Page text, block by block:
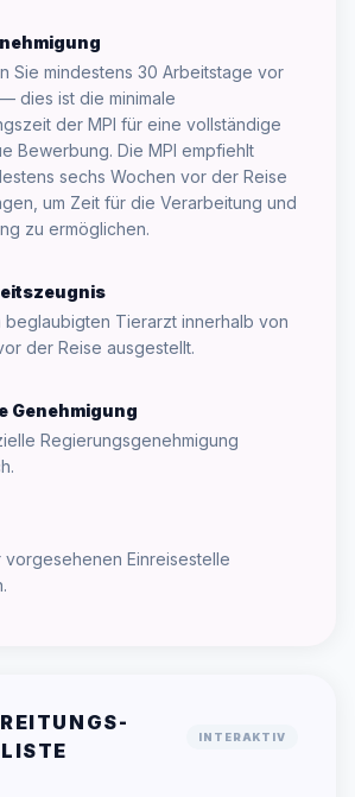
Sie mindestens 30 Arbeitstage vor
dies ist die minimale
der MPI für eine vollständige
Bewerbung. Die MPI empfiehlt
sechs Wochen vor der Reise
um Zeit für die Verarbeitung und
zu ermöglichen.
beglaubigten Tierarzt innerhalb von
der Reise ausgestellt.
Genehmigung
Regierungsgenehmigung
vorgesehenen Einreisestelle
INTERAKTIV